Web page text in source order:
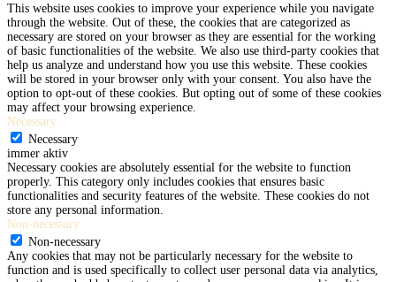
This website uses cookies to improve your experience while you navigate
through the website. Out of these, the cookies that are categorized as
necessary are stored on your browser as they are essential for the working
of basic functionalities of the website. We also use third-party cookies that
help us analyze and understand how you use this website. These cookies
will be stored in your browser only with your consent. You also have the
option to opt-out of these cookies. But opting out of some of these cookies
may affect your browsing experience.
Necessary
Necessary
immer aktiv
Necessary cookies are absolutely essential for the website to function
properly. This category only includes cookies that ensures basic
functionalities and security features of the website. These cookies do not
store any personal information.
Non-necessary
Non-necessary
Any cookies that may not be particularly necessary for the website to
function and is used specifically to collect user personal data via analytics,